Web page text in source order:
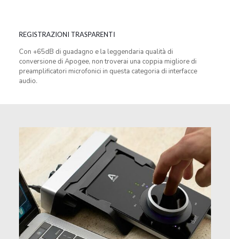
REGISTRAZIONI TRASPARENTI
Con +65dB di guadagno e la leggendaria qualità di
conversione di Apogee, non troverai una coppia migliore di
preamplificatori microfonici in questa categoria di interfacce
audio.